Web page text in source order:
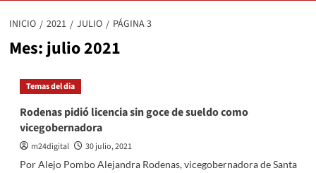
INICIO 2021 JULIO PÁGINA 3
Mes:julio 2021
Temas del dia
Rodenas pidió licencia sin goce de sueldo como
vicegobernadora
m24digital
30 julio, 2021
Por Alejo Pombo Alejandra Rodenas, vicegobernadora de Santa